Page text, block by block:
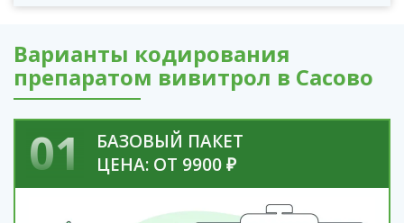
Варианты кодирования
препаратом вивитрол в Сасово
01
БАЗОВЫЙ ПАКЕТ
ЦЕНА: ОТ 9900 ₽